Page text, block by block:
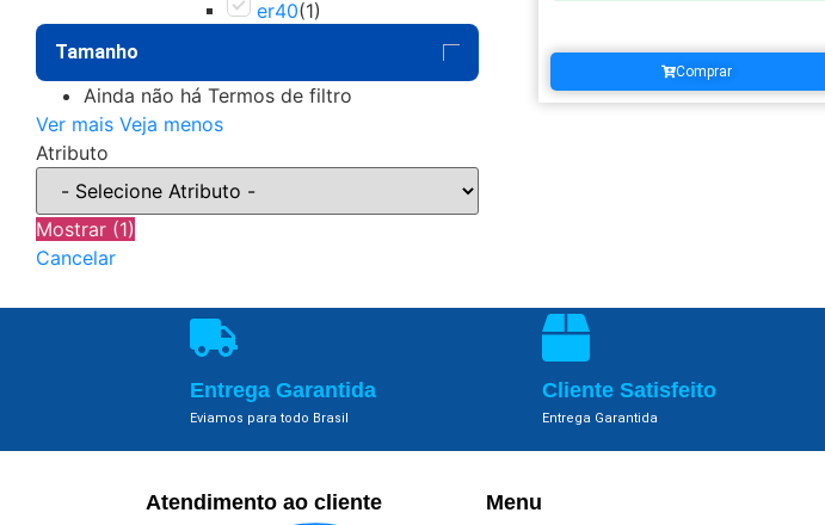
er40(1)
Tamanho
Ainda não há Termos de filtro
Ver mais Veja menos
Atributo
Mostrar (1)
Cancelar
Comprar
Entrega Garantida
Eviamos para todo Brasil
Cliente Satisfeito
Entrega Garantida
Atendimento ao cliente Menu